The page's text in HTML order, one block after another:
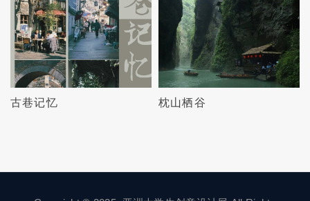
古巷记忆 枕山栖谷